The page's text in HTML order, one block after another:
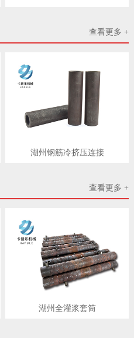
查看更多 +
湖州钢筋冷挤压连接
查看更多 +
湖州​全灌浆套筒